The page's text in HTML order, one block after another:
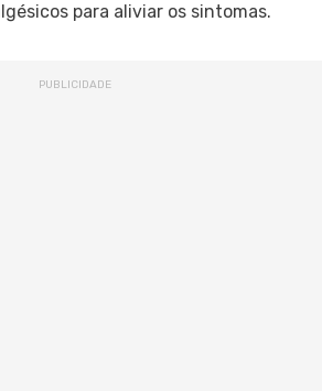
para aliviar os sintomas.